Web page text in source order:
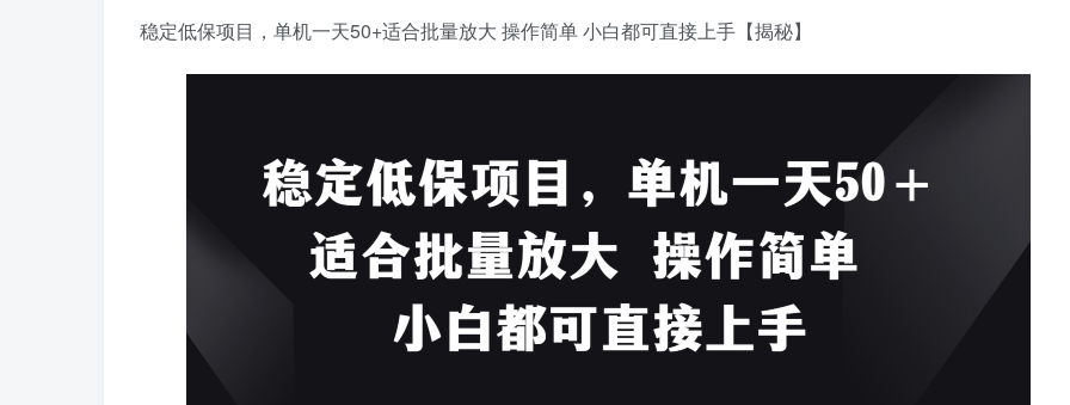
稳定低保项目，单机一天50+适合批量放大 操作简单 小白都可直接上手【揭秘】